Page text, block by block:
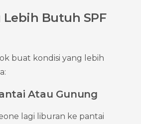
Lebih Butuh SPF
buat kondisi yang lebih
Atau Gunung
lagi liburan ke pantai